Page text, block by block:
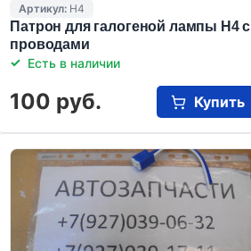
Артикул: Н4
Патрон для галогеной лампы Н4 с
проводами
Есть в наличии
100 руб. Купить